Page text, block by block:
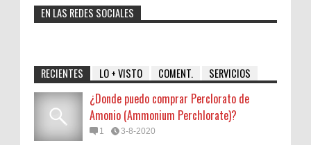
EN LAS REDES SOCIALES
RECIENTES LO + VISTO COMENT. SERVICIOS
¿Donde puedo comprar Perclorato de
Amonio (Ammonium Perchlorate)?
1 3-8-2020